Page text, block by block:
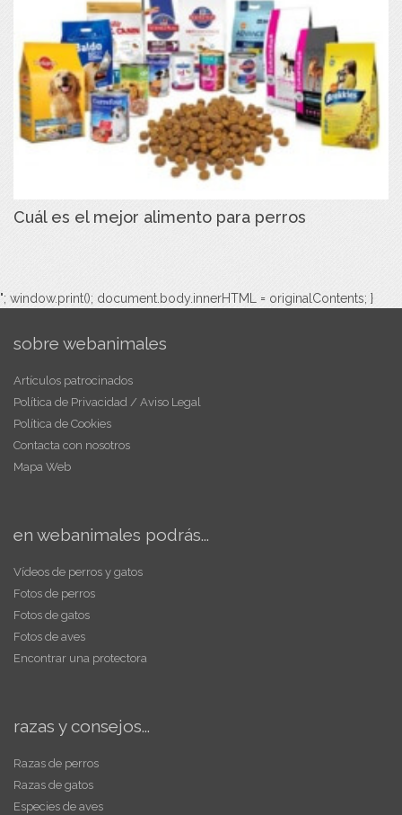
Cuál es el mejor alimento para perros
"; window.print(); document.body.innerHTML = originalContents; }
sobre webanimales
Artículos patrocinados
Política de Privacidad / Aviso Legal
Política de Cookies
Contacta con nosotros
Mapa Web
en webanimales podrás...
Vídeos de perros y gatos
Fotos de perros
Fotos de gatos
Fotos de aves
Encontrar una protectora
razas y consejos...
Razas de perros
Razas de gatos
Especies de aves